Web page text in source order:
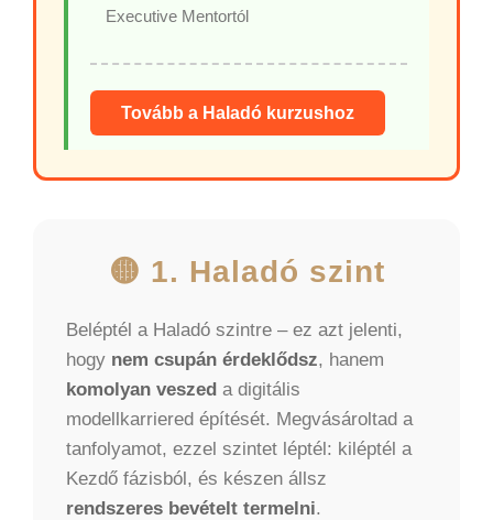
Executive Mentortól
Tovább a Haladó kurzushoz
🟡 1. Haladó szint
Beléptél a Haladó szintre – ez azt jelenti,
hogy nem csupán érdeklődsz, hanem
komolyan veszed a digitális
modellkarriered építését. Megvásároltad a
tanfolyamot, ezzel szintet léptél: kiléptél a
Kezdő fázisból, és készen állsz
rendszeres bevételt termelni.